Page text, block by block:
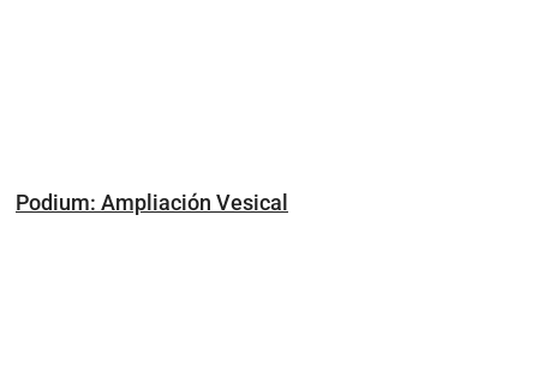
Podium: Ampliación Vesical